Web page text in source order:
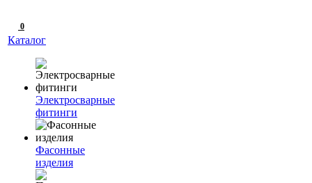
0
Каталог
Электросварные
фитинги
Фасонные
изделия